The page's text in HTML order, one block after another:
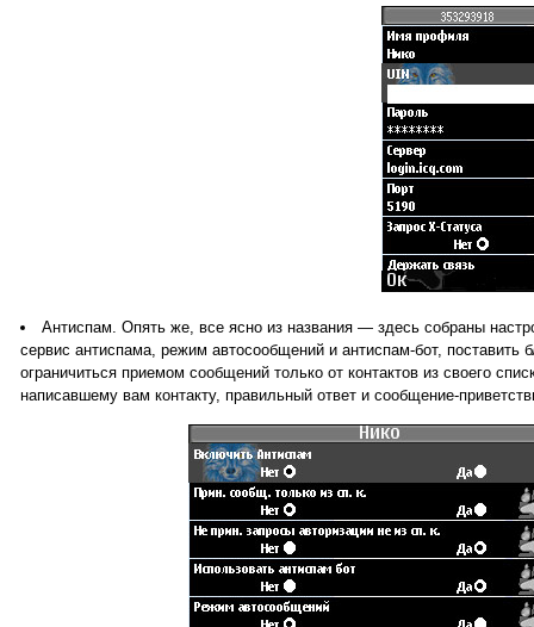
Антиспам. Опять же, все ясно из названия — здесь собраны
сервис антиспама, режим автосообщений и антиспам-бот,
ограничиться приемом сообщений только от контактов из своего
написавшему вам контакту, правильный ответ и сообщение-